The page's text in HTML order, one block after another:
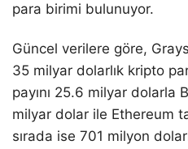
para birimi bulunuyor.
Güncel verilere göre,
35 milyar dolarlık kripto
payını 25.6 milyar dolarla
milyar dolar ile Ethereum
sırada ise 701 milyon